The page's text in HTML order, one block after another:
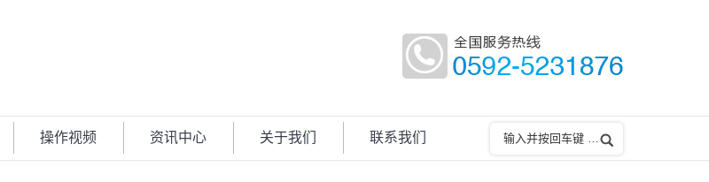
操作视频 资讯中心 关于我们 联系我们